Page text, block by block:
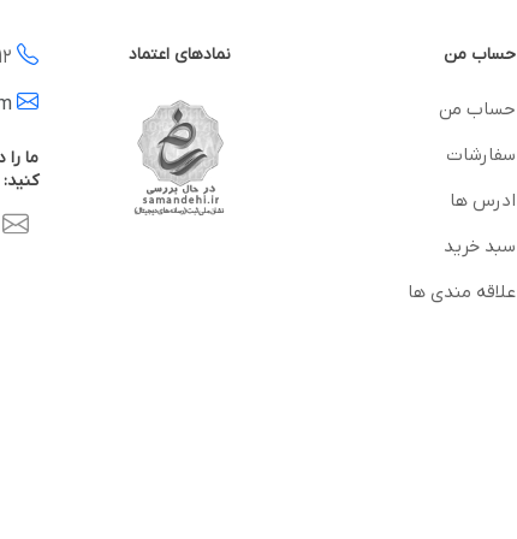
حساب من
حساب من
سفارشات
ادرس ها
سبد خرید
علاقه مندی ها
نمادهای اعتماد
ما
کنید: